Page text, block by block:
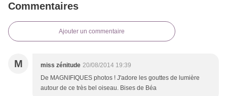
Commentaires
Ajouter un commentaire
M miss zénitude 20/08/2014 19:39
De MAGNIFIQUES photos ! J'adore les gouttes de lumière
autour de ce très bel oiseau. Bises de Béa